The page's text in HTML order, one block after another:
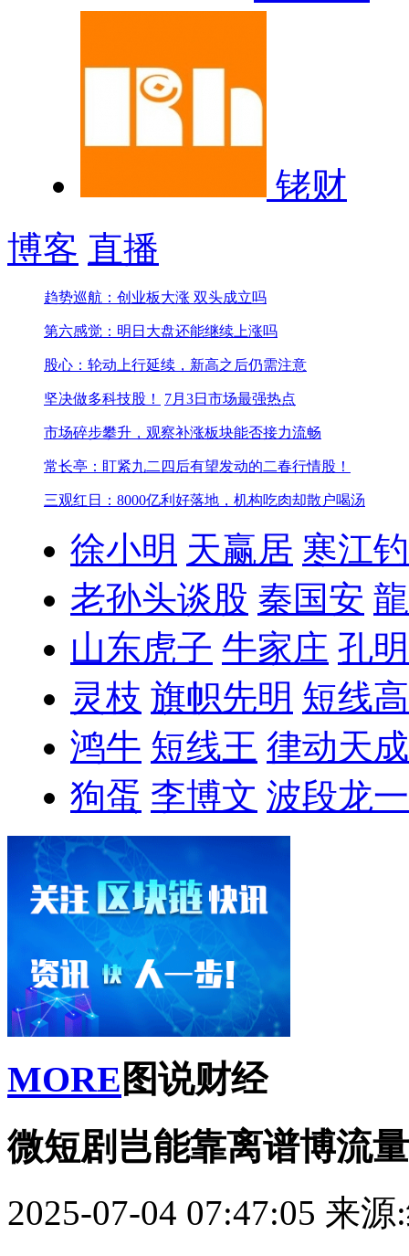
铑财
博客 直播
趋势巡航：创业板大涨 双头成立吗
第六感觉：明日大盘还能继续上涨吗
股心：轮动上行延续，新高之后仍需注意
坚决做多科技股！ 7月3日市场最强热点
市场碎步攀升，观察补涨板块能否接力流畅
常长亭：盯紧九二四后有望发动的二春行情股！
三观红日：8000亿利好落地，机构吃肉却散户喝汤
徐小明 天赢居 寒江
老孙头谈股 秦国安
山东虎子 牛家庄 孔
灵枝 旗帜先明 短线
鸿牛 短线王 律动天成
狗蛋 李博文 波段龙一
MORE 图说财经
微短剧岂能靠离谱博流量
2025-07-04 07:47:05 来源